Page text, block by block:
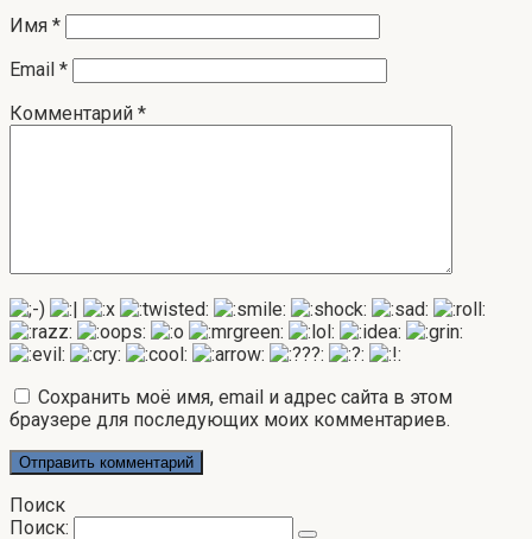
Имя *
Email *
Комментарий *
Сохранить моё имя, email и адрес сайта в этом
браузере для последующих моих комментариев.
Поиск
Поиск: